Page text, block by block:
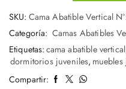
SKU: Cama Abatible Vertical
Categoría: Camas Abatibles
Etiquetas: cama abatible vertical
dormitorios juveniles,
Compartir: